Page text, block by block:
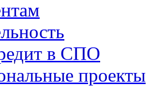
в СПО
проекты